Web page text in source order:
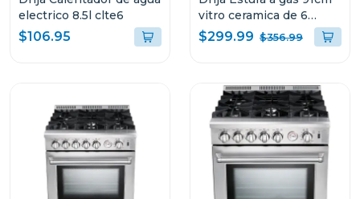
electrico 8.5l clte6
$106.95
vitro ceramica de 6
quemadores toscana 91
$299.99 $356.99